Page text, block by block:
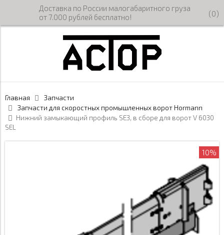
Доставка по России малогабаритного груза
от 7.000 рублей бесплатно!
(0)
Главная
Запчасти
Запчасти для скоростных промышленных ворот Hormann
Нижний замыкающий профиль SE3, в сборе для ворот V 6030
SEL
10%